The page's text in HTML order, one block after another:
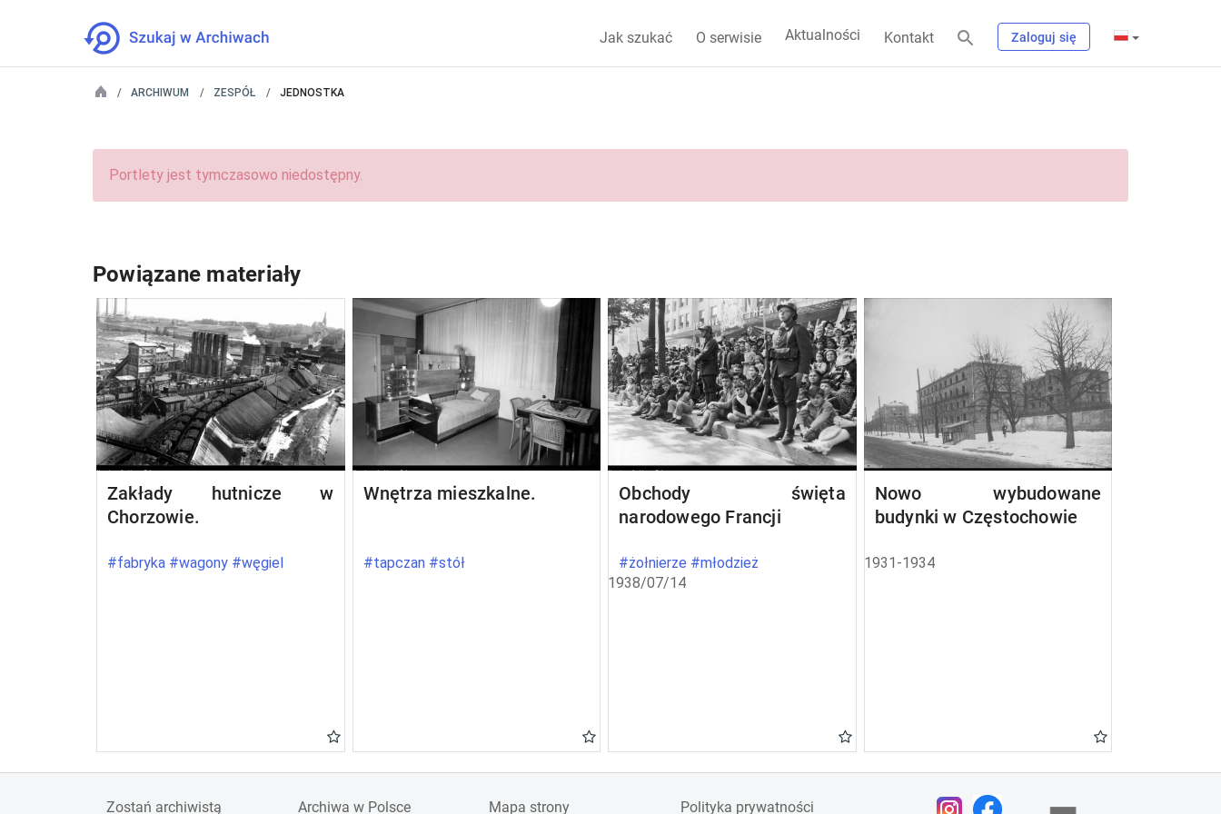
Jak szukać O serwisie Aktualności Kontakt Zaloguj się
ARCHIWUM ZESPÓŁ JEDNOSTKA
Portlety jest tymczasowo niedostępny.
Powiązane materiały
Zakłady hutnicze w
Chorzowie.
#fabryka #wagony #węgiel
Wnętrza mieszkalne.
#tapczan #stół
Obchody święta
narodowego Francji
#żołnierze #młodzież
1938/07/14
Nowo wybudowane
budynki w Częstochowie
1931-1934
Zostań archiwistą Archiwa w Polsce Mapa strony Polityka prywatności